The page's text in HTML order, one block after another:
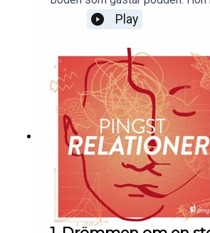
drömmen att bygga en
genomsyrar allt. Det blir mycket
praktiska verktyg. Välkommen
Play